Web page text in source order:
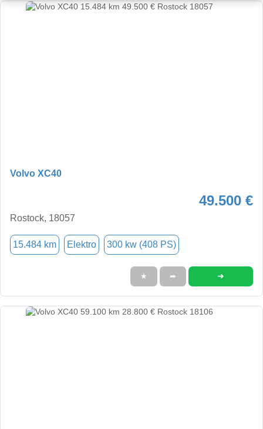
Volvo XC40
49.500 €
Rostock, 18057
15.484 km Elektro 300 kw (408 PS)
★ ➦ ➜